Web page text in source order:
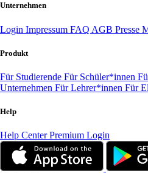
Unternehmen
Login Impressum FAQ AGB Presse
Produkt
Für Studierende Für Schüler*innen
Unternehmen Für Lehrer*innen Für
Help
Help CenterPremium Login